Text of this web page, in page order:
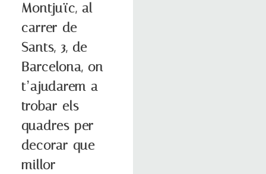
Montjuïc, al
carrer de
Sants, 3, de
Barcelona, on
t’ajudarem a
trobar els
quadres per
decorar que
millor